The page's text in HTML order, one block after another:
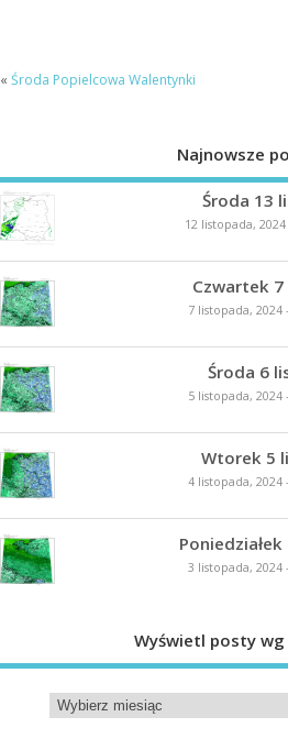
« Środa Popielcowa Walentynki
Najnowsze
Środa 13
12 listopada, 2024
Czwartek
7 listopada, 2024-
Środa 6
5 listopada, 2024-
Wtorek 5
4 listopada, 2024-
3 listopada, 2024-
Wyświetl posty